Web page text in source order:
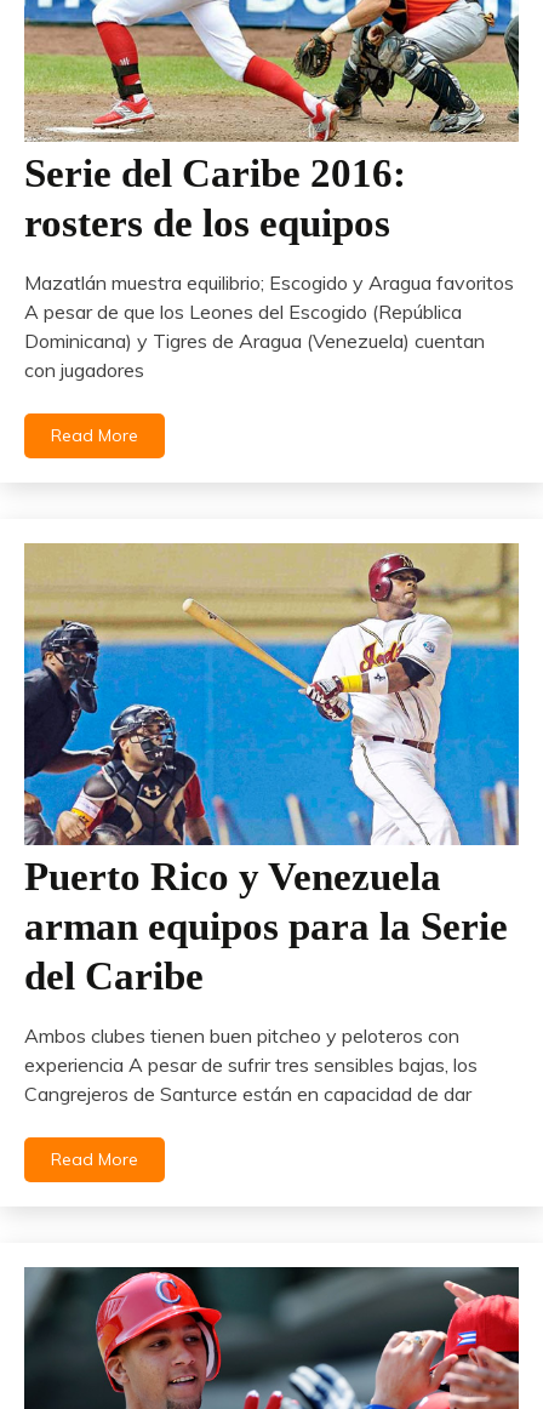
Serie del Caribe 2016:
rosters de los equipos
Mazatlán muestra equilibrio; Escogido y Aragua favoritos
A pesar de que los Leones del Escogido (República
Dominicana) y Tigres de Aragua (Venezuela) cuentan
con jugadores
Read More
Puerto Rico y Venezuela
arman equipos para la Serie
del Caribe
Ambos clubes tienen buen pitcheo y peloteros con
experiencia A pesar de sufrir tres sensibles bajas, los
Cangrejeros de Santurce están en capacidad de dar
Read More